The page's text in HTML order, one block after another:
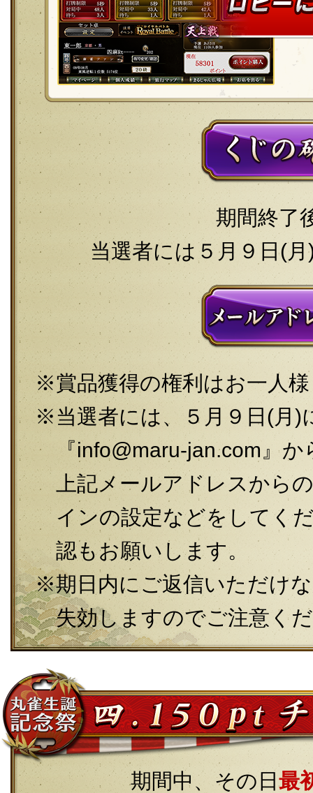
期間終了
当選者には５月９日(
賞品獲得の権利はお一人
当選者には、５月９日(月
『info@maru-jan.com』
上記メールアドレスから
インの設定などをしてく
認もお願いします。
期日内にご返信いただけ
失効しますのでご注意く
期間中、その日最